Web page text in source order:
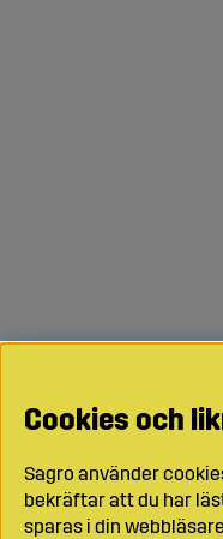
Cookies och
Sagro använder
bekräftar att du har
sparas i din